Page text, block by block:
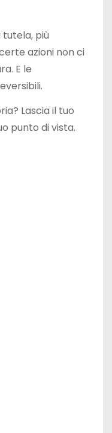
tutela, più
azioni non ci
E le
Lascia il tuo
punto di vista.